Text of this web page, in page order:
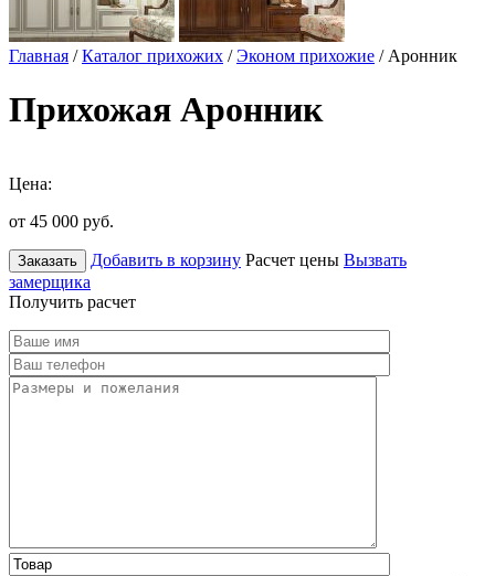
Главная /Каталог прихожих /Эконом прихожие / Аронник
Прихожая Аронник
Цена:
от 45 000 руб.
Заказать Добавить в корзину Расчет цены Вызвать
замерщика
Получить расчет